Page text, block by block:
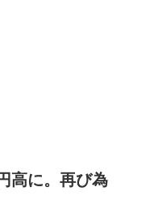
高に。再び為